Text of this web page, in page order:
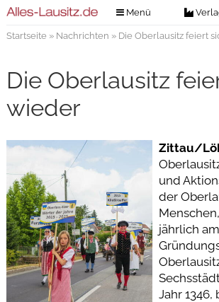
Menü
Verlag
Kontakt
Impressum
Nachrichten
Anzeigensuche
Digitale Ausgaben
Startseite» Nachrichten » Die Oberlausitz feiert
Die Oberlausitz
wieder
Zittau/
und
der
jährlich
Jahr 1346,